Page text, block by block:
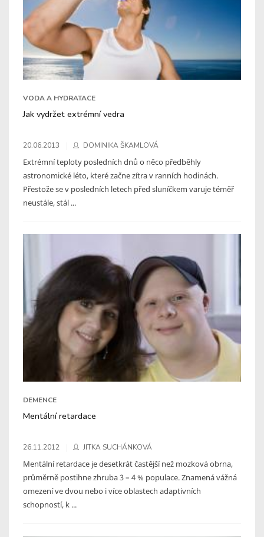
VODA A HYDRATACE
Jak vydržet extrémní vedra
20.06.2013 DOMINIKA ŠKAMLOVÁ
Extrémní teploty posledních dnů o něco předběhly
astronomické léto, které začne zítra v ranních hodinách.
Přestože se v posledních letech před sluníčkem varuje téměř
neustále, stál ...
DEMENCE
Mentální retardace
26.11.2012 JITKA SUCHÁNKOVÁ
Mentální retardace je desetkrát častější než mozková obrna,
průměrně postihne zhruba 3 – 4 % populace. Znamená vážná
omezení ve dvou nebo i více oblastech adaptivních
schopností, k ...